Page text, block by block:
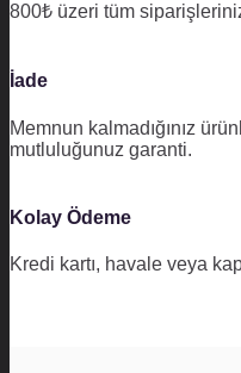
800₺ üzeri tüm
İade
Memnun kalmadığınız
mutluluğunuz garanti.
Kolay Ödeme
Kredi kartı, havale veya